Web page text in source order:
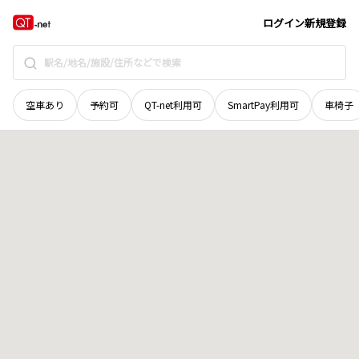
ログイン新規登録
空車あり 予約可 QT-net利用可 SmartPay利用可 車椅子
青森県